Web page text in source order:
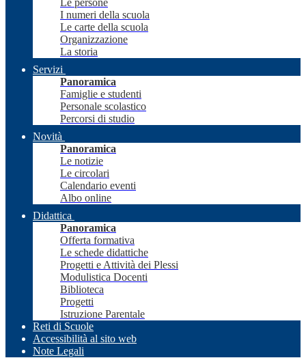
Le persone
I numeri della scuola
Le carte della scuola
Organizzazione
La storia
Servizi
Panoramica
Famiglie e studenti
Personale scolastico
Percorsi di studio
Novità
Panoramica
Le notizie
Le circolari
Calendario eventi
Albo online
Didattica
Panoramica
Offerta formativa
Le schede didattiche
Progetti e Attività dei Plessi
Modulistica Docenti
Biblioteca
Progetti
Istruzione Parentale
Reti di Scuole
Accessibilità al sito web
Note Legali